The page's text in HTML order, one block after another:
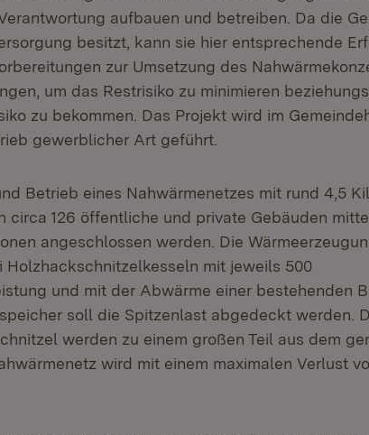
aufbauen und betreiben. Da die
besitzt, kann sie hier entsprechende
zur Umsetzung des
um das Restrisiko zu minimieren
zu bekommen. Das Projekt wird im
gewerblicher Art geführt.
Betrieb eines Nahwärmenetzes mit rund 4,5
circa 126 öffentliche und private Gebäuden
angeschlossen werden. Die
Holzhackschnitzelkesseln mit jeweils 500
und mit der Abwärme einer bestehenden
soll die Spitzenlast abgedeckt werden.
werden zu einem großen Teil aus dem
wird mit einem maximalen Verlust